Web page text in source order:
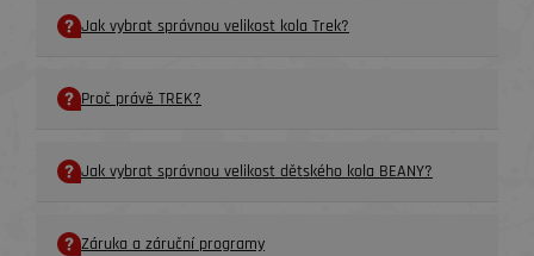
Jak vybrat správnou velikost kola Trek?
Proč právě TREK?
Jak vybrat správnou velikost dětského kola BEANY?
Záruka a záruční programy